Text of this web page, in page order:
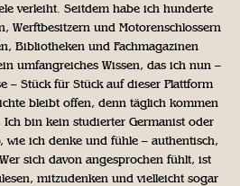
verleiht. Seitdem habe ich hunderte
Werftbesitzern und Motorenschlossern
Bibliotheken und Fachmagazinen
umfangreiches Wissen, das ich nun –
– Stück für Stück auf dieser Plattform
bleibt offen, denn täglich kommen
Ich bin kein studierter Germanist oder
wie ich denke und fühle – authentisch,
sich davon angesprochen fühlt, ist
mitzudenken und vielleicht sogar